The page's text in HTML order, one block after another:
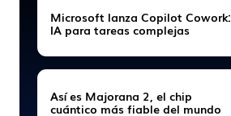
Microsoft lanza Copilot Cowork:
IA para tareas complejas
Así es Majorana 2, el chip
cuántico más fiable del mundo